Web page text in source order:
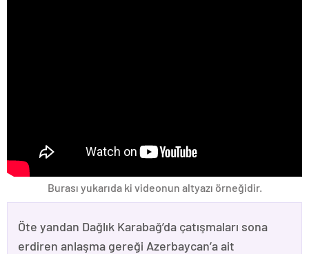
Burası yukarıda ki videonun altyazı örneğidir.
Öte yandan Dağlık Karabağ’da çatışmaları sona
erdiren anlaşma gereği Azerbaycan’a ait